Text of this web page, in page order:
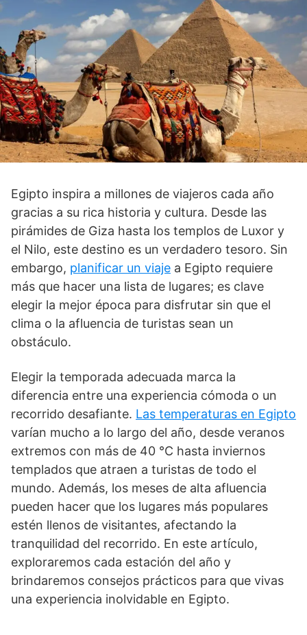
Egipto inspira a millones de viajeros cada año
gracias a su rica historia y cultura. Desde las
pirámides de Giza hasta los templos de Luxor y
el Nilo, este destino es un verdadero tesoro. Sin
embargo, planificar un viaje a Egipto requiere
más que hacer una lista de lugares; es clave
elegir la mejor época para disfrutar sin que el
clima o la afluencia de turistas sean un
obstáculo.
Elegir la temporada adecuada marca la
diferencia entre una experiencia cómoda o un
recorrido desafiante. Las temperaturas en Egipto
varían mucho a lo largo del año, desde veranos
extremos con más de 40 °C hasta inviernos
templados que atraen a turistas de todo el
mundo. Además, los meses de alta afluencia
pueden hacer que los lugares más populares
estén llenos de visitantes, afectando la
tranquilidad del recorrido. En este artículo,
exploraremos cada estación del año y
brindaremos consejos prácticos para que vivas
una experiencia inolvidable en Egipto.